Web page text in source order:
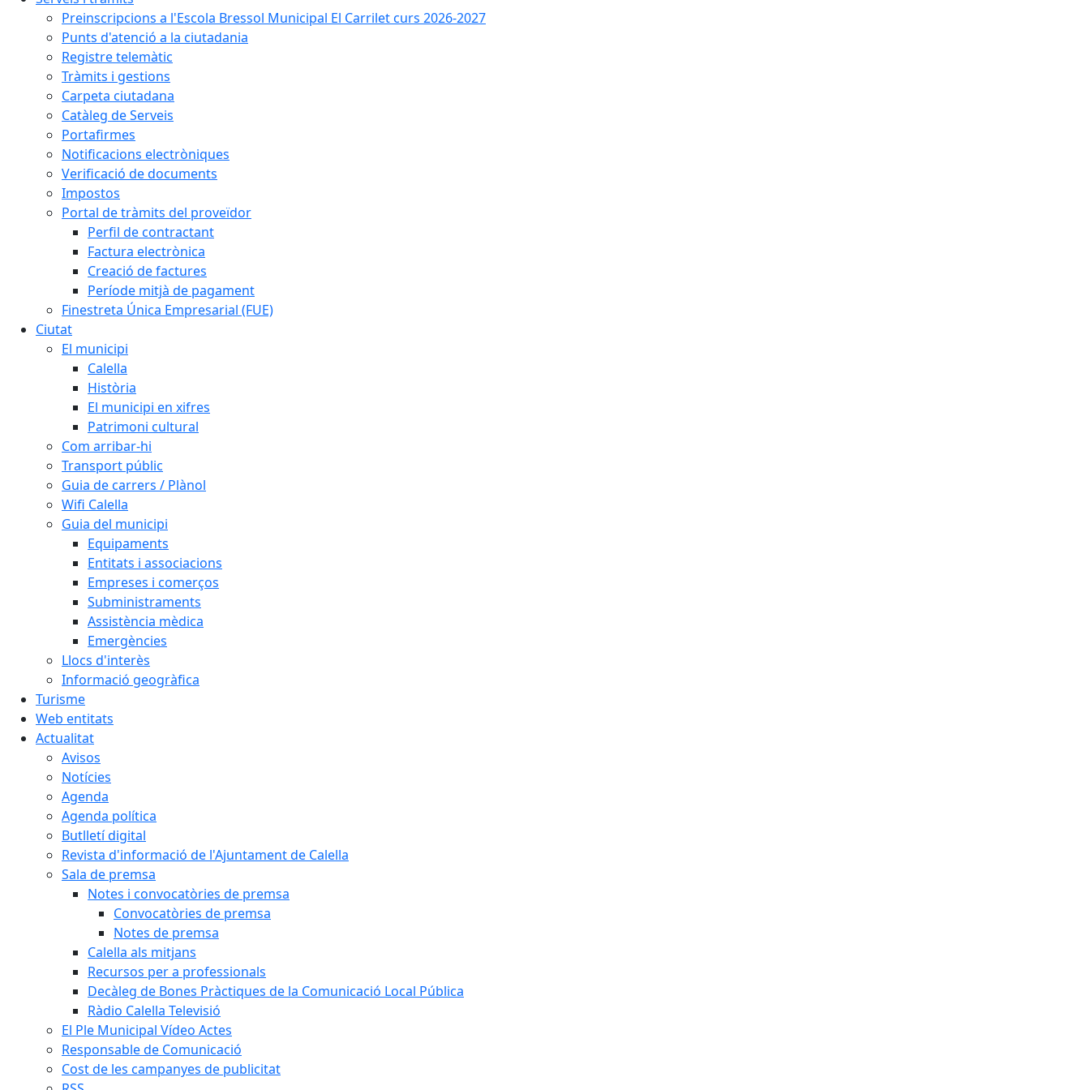
Preinscripcions a l'Escola Bressol Municipal El Carrilet curs 2026-2027
Punts d'atenció a la ciutadania
Registre telemàtic
Tràmits i gestions
Carpeta ciutadana
Catàleg de Serveis
Portafirmes
Notificacions electròniques
Verificació de documents
Impostos
Portal de tràmits del proveïdor
Perfil de contractant
Factura electrònica
Creació de factures
Període mitjà de pagament
Finestreta Única Empresarial (FUE)
Ciutat
El municipi
Calella
Història
El municipi en xifres
Patrimoni cultural
Com arribar-hi
Transport públic
Guia de carrers / Plànol
Wifi Calella
Guia del municipi
Equipaments
Entitats i associacions
Empreses i comerços
Subministraments
Assistència mèdica
Emergències
Llocs d'interès
Informació geogràfica
Turisme
Web entitats
Actualitat
Avisos
Notícies
Agenda
Agenda política
Butlletí digital
Revista d'informació de l'Ajuntament de Calella
Sala de premsa
Notes i convocatòries de premsa
Convocatòries de premsa
Notes de premsa
Calella als mitjans
Recursos per a professionals
Decàleg de Bones Pràctiques de la Comunicació Local Pública
Ràdio Calella Televisió
El Ple Municipal Vídeo Actes
Responsable de Comunicació
Cost de les campanyes de publicitat